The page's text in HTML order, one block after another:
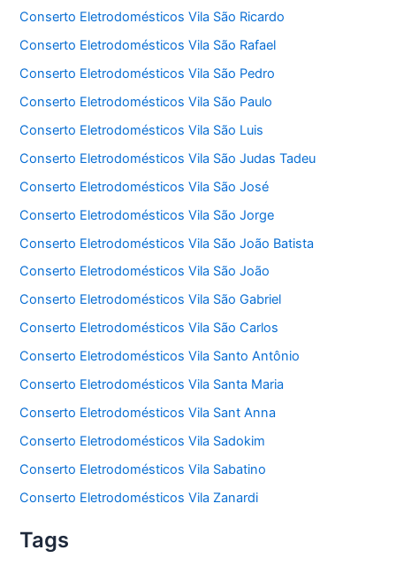
Conserto Eletrodomésticos Vila São Ricardo
Conserto Eletrodomésticos Vila São Rafael
Conserto Eletrodomésticos Vila São Pedro
Conserto Eletrodomésticos Vila São Paulo
Conserto Eletrodomésticos Vila São Luis
Conserto Eletrodomésticos Vila São Judas Tadeu
Conserto Eletrodomésticos Vila São José
Conserto Eletrodomésticos Vila São Jorge
Conserto Eletrodomésticos Vila São João Batista
Conserto Eletrodomésticos Vila São João
Conserto Eletrodomésticos Vila São Gabriel
Conserto Eletrodomésticos Vila São Carlos
Conserto Eletrodomésticos Vila Santo Antônio
Conserto Eletrodomésticos Vila Santa Maria
Conserto Eletrodomésticos Vila Sant Anna
Conserto Eletrodomésticos Vila Sadokim
Conserto Eletrodomésticos Vila Sabatino
Conserto Eletrodomésticos Vila Zanardi
Tags